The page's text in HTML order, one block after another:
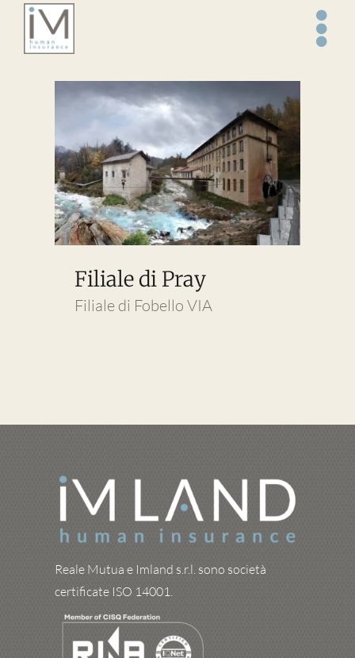
Salta
contenuto
Filiale di Pray
Filiale di Fobello VIA
Reale Mutua e Imland s.r.l. sono società
certificate ISO 14001.